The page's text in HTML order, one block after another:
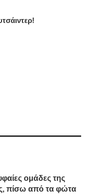
ομάδες της
πίσω από τα φώτα